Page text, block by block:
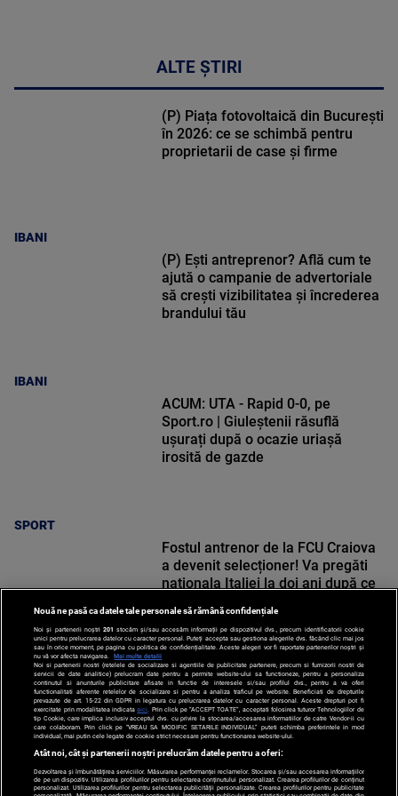
ALTE ȘTIRI
IBANI
(P) Piața fotovoltaică din București
în 2026: ce se schimbă pentru
proprietarii de case și firme
IBANI
(P) Ești antreprenor? Află cum te
ajută o campanie de advertoriale
să crești vizibilitatea și încrederea
brandului tău
SPORT
ACUM: UTA - Rapid 0-0, pe
Sport.ro | Giuleștenii răsuflă
ușurați după o ocazie uriașă
irosită de gazde
SPORT
Fostul antrenor de la FCU Craiova
a devenit selecționer! Va pregăti
naționala Italiei la doi ani după ce
Nouă ne pasă ca datele tale personale să rămână confidențiale
Noi și partenerii noștri 201 stocăm și/sau accesăm informații pe dispozitivul dvs., precum identificatorii cookie
unici pentru prelucrarea datelor cu caracter personal. Puteți accepta sau gestiona alegerile dvs. făcând clic mai jos
sau în orice moment, pe pagina cu politica de confidențialitate. Aceste alegeri vor fi raportate partenerilor noștri și
nu vă vor afecta navigarea.
Mai multe detalii
Noi si partenerii nostri (retelele de socializare si agentiile de publicitate partenere, precum si furnizorii nostri de
servicii de date analitice) prelucram date pentru a permite website-ului sa functioneze, pentru a personaliza
continutul si anunturile publicitare afisate in functie de interesele si/sau profilul dvs., pentru a va oferi
functionalitati aferente retelelor de socializare si pentru a analiza traficul pe website. Beneficiati de drepturile
prevazute de art. 15-22 din GDPR in legatura cu prelucrarea datelor cu caracter personal. Aceste drepturi pot fi
exercitate prin modalitatea indicataaici . Prin click pe “ACCEPT TOATE”, acceptati folosirea tuturor Tehnologiilor de
tip Cookie, care implica inclusiv acceptul dvs. cu privire la stocarea/accesarea informatiilor de catre Vendor-ii cu
care colaboram. Prin click pe “VREAU SA MODIFIC SETARILE INDIVIDUAL” puteti schimba preferintele in mod
individual, mai putin cele legate de cookie strict necesare pentru functionarea website-ului.
Atât noi, cât și partenerii noștri prelucrăm datele pentru a oferi:
Dezvoltarea și îmbunătățirea serviciilor. Măsurarea performanței reclamelor. Stocarea și/sau accesarea informațiilor
de pe un dispozitiv. Utilizarea profilurilor pentru selectarea conținutului personalizat. Crearea profilurilor de conținut
personalizat. Utilizarea profilurilor pentru selectarea publicității personalizate. Crearea profilurilor pentru publicitate